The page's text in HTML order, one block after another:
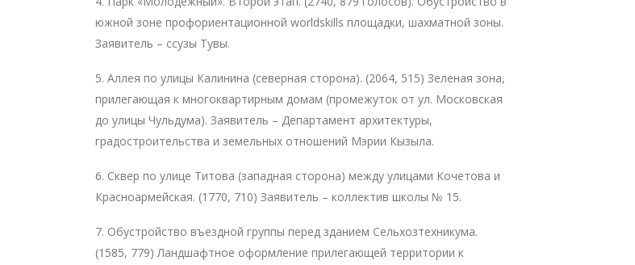
южной зоне профориентационной worldskills площадки, шахматной зоны.
Заявитель – ссузы Тувы.
5. Аллея по улицы Калинина (северная сторона). (2064, 515) Зеленая зона,
прилегающая к многоквартирным домам (промежуток от ул. Московская
до улицы Чульдума). Заявитель – Департамент архитектуры,
градостроительства и земельных отношений Мэрии Кызыла.
6. Сквер по улице Титова (западная сторона) между улицами Кочетова и
Красноармейская. (1770, 710) Заявитель – коллектив школы № 15.
7. Обустройство въездной группы перед зданием Сельхозтехникума.
(1585, 779) Ландшафтное оформление прилегающей территории к